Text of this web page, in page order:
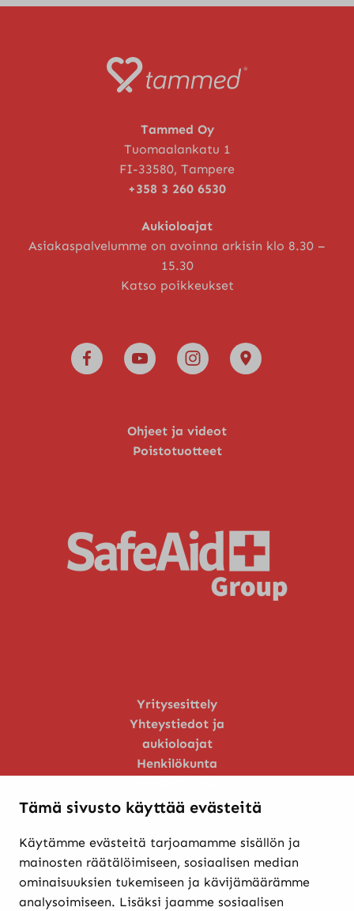
Tämä sivusto käyttää evästeitä
Käytämme evästeitä tarjoamamme sisällön ja
mainosten räätälöimiseen, sosiaalisen median
ominaisuuksien tukemiseen ja kävijämäärämme
analysoimiseen. Lisäksi jaamme sosiaalisen
Tammed Oy
Tuomaalankatu 1
FI-33580, Tampere
+358 3 260 6530
Aukioloajat
Asiakaspalvelumme on avoinna arkisin klo 8.30 –
15.30
Katso poikkeukset
Ohjeet ja videot
Poistotuotteet
Yritysesittely
Yhteystiedot ja
aukioloajat
Henkilökunta
Verkkokaupasta ostaminen
Maksutavat ja
toimitusehdot